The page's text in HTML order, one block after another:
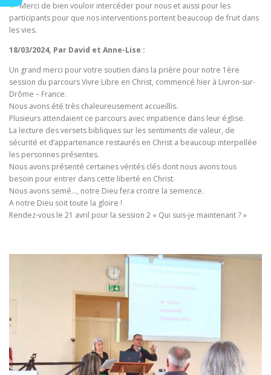
Merci de bien vouloir intercéder pour nous et aussi pour les
participants pour que nos interventions portent beaucoup de fruit dans
les vies.
18/03/2024, Par David et Anne-Lise :
Un grand merci pour votre soutien dans la prière pour notre 1ère
session du parcours Vivre Libre en Christ, commencé hier à Livron-sur-
Drôme – France.
Nous avons été très chaleureusement accueillis.
Plusieurs attendaient ce parcours avec impatience dans leur église.
La lecture des versets bibliques sur les sentiments de valeur, de
sécurité et d’appartenance restaurés en Christ a beaucoup interpellée
les personnes présentes.
Nous avons présenté certaines vérités clés dont nous avons tous
besoin pour entrer dans cette liberté en Christ.
Nous avons semé…, notre Dieu fera croitre la semence.
A notre Dieu soit toute la gloire !
Rendez-vous le 21 avril pour la session 2 « Qui suis-je maintenant ? »